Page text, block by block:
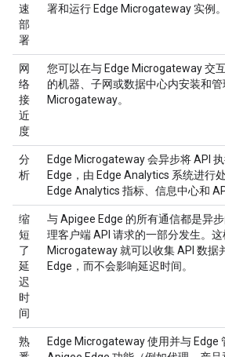
速
部
署
署和运行 Edge Microgateway 实例。
网
络
接
近
度
您可以在与 Edge Microgateway 交
的机器、子网或数据中心内安装和管
Microgateway。
分
析
Edge Microgateway 会异步将 API
Edge，由 Edge Analytics 系统进行
Edge Analytics 指标、信息中心和
缩
短
了
延
迟
时
间
与 Apigee Edge 的所有通信都是异
理客户端 API 请求的一部分发生。这
Microgateway 就可以收集 API 数据
Edge，而不会影响延迟时间。
熟
Edge Microgateway 使用并与 Edge